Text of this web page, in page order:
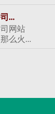
...
网站
么火...